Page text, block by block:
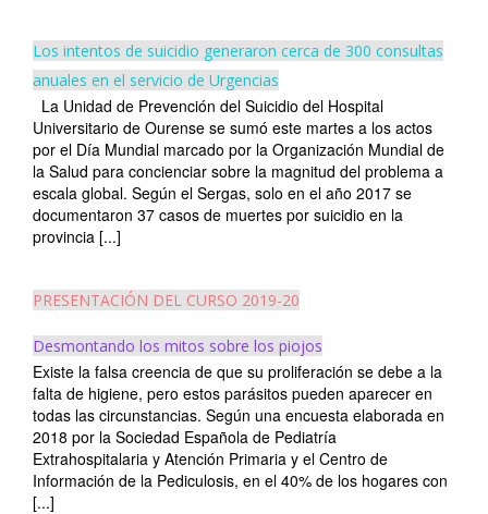
Los intentos de suicidio generaron cerca de 300 consultas
anuales en el servicio de Urgencias
La Unidad de Prevención del Suicidio del Hospital
Universitario de Ourense se sumó este martes a los actos
por el Día Mundial marcado por la Organización Mundial de
la Salud para concienciar sobre la magnitud del problema a
escala global. Según el Sergas, solo en el año 2017 se
documentaron 37 casos de muertes por suicidio en la
provincia [...]
PRESENTACIÓN DEL CURSO 2019-20
Desmontando los mitos sobre los piojos
Existe la falsa creencia de que su proliferación se debe a la
falta de higiene, pero estos parásitos pueden aparecer en
todas las circunstancias. Según una encuesta elaborada en
2018 por la Sociedad Española de Pediatría
Extrahospitalaria y Atención Primaria y el Centro de
Información de la Pediculosis, en el 40% de los hogares con
[...]